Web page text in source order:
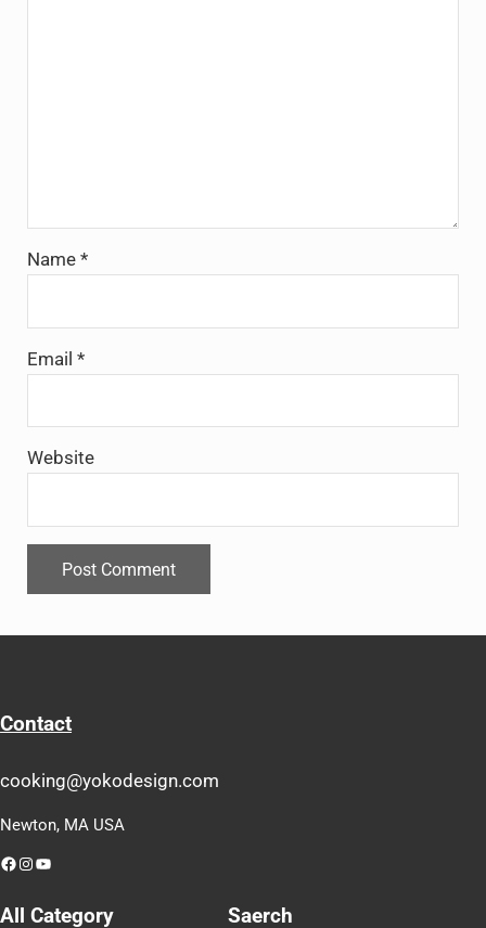
Name *
Email *
Website
Contact
cooking@yokodesign.com
Newton, MA USA
Facebook
Instagram
YouTube
All Category Saerch